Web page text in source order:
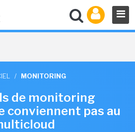
/ MONITORING
de monitoring
conviennent pas au